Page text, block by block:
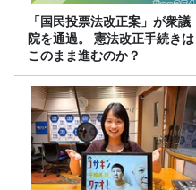
「国民投票法改正案」が衆議
院を通過。 憲法改正手続きは
このまま進むのか？